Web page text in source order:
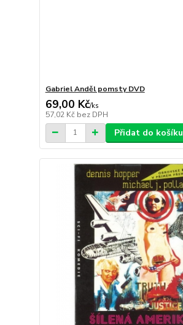
Gabriel Anděl pomsty DVD
69,00 Kč/ks
57,02 Kč bez DPH
Přidat do košíku